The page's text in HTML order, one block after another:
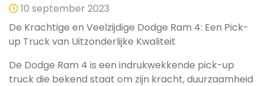
10 september 2023
De Krachtige en Veelzijdige Dodge Ram 4: Een Pick-
up Truck van Uitzonderlijke Kwaliteit
De Dodge Ram 4 is een indrukwekkende pick-up
truck die bekend staat om zijn kracht, duurzaamheid